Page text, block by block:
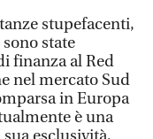
stupefacenti,
state
finanza al Red
nel mercato Sud
in Europa
è una